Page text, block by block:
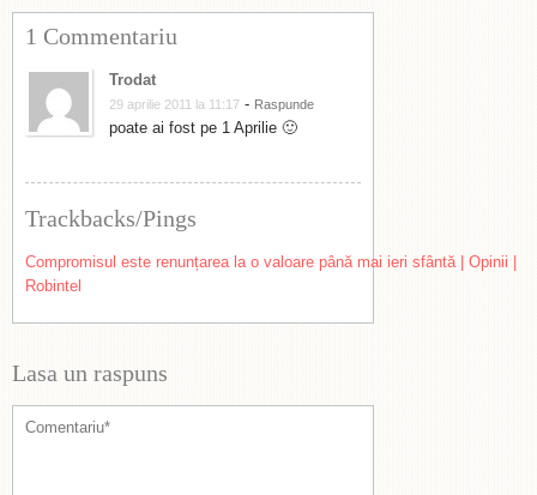
1 Commentariu
Trodat
29 aprilie 2011 la 11:17 - Raspunde
poate ai fost pe 1 Aprilie 🙂
Trackbacks/Pings
Compromisul este renunțarea la o valoare până mai ieri sfântă | Opinii |
Robintel
Lasa un raspuns